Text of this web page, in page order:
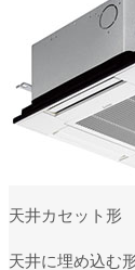
天井カセット形
天井に埋め込む